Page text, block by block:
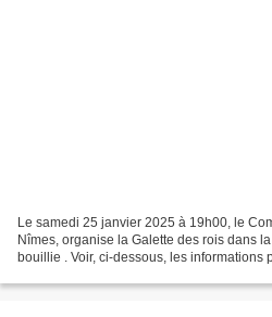
Le samedi 25 janvier 2025 à 19h00, le
Nîmes, organise la Galette des rois dans
bouillie . Voir, ci-dessous, les informations